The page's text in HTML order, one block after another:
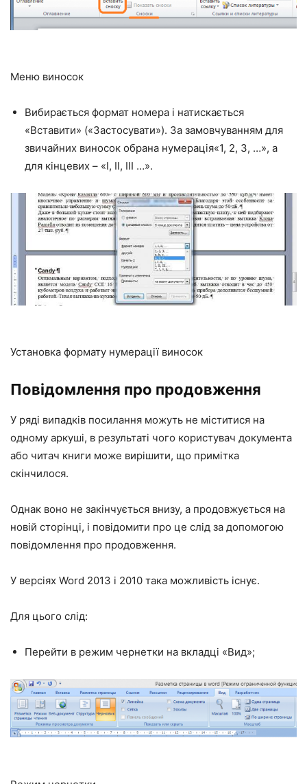
Меню виносок
Вибирається формат номера і натискається
«Вставити» («Застосувати»). За замовчуванням для
звичайних виносок обрана нумерація«1, 2, 3, …», а
для кінцевих – «I, II, III …».
Установка формату нумерації виносок
Повідомлення про продовження
У ряді випадків посилання можуть не міститися на
одному аркуші, в результаті чого користувач документа
або читач книги може вирішити, що примітка
скінчилося.
Однак воно не закінчується внизу, а продовжується на
новій сторінці, і повідомити про це слід за допомогою
повідомлення про продовження.
У версіях Word 2013 і 2010 така можливість існує.
Для цього слід:
Перейти в режим чернетки на вкладці «Вид»;